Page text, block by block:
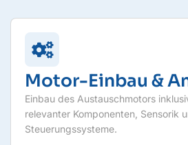
Motor-Einbau &
Einbau des Austauschmotors
relevanter Komponenten, Sensorik
Steuerungssysteme.